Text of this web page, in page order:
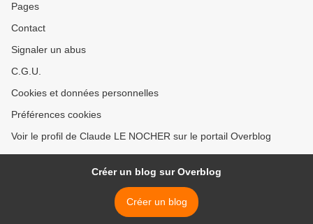
Pages
Contact
Signaler un abus
C.G.U.
Cookies et données personnelles
Préférences cookies
Voir le profil de Claude LE NOCHER sur le portail Overblog
Créer un blog sur Overblog
Créer un blog